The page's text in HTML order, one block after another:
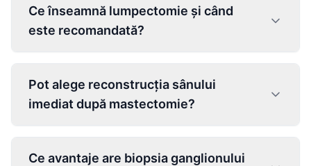
Ce înseamnă lumpectomie și când
este recomandată?
Pot alege reconstrucția sânului
imediat după mastectomie?
Ce avantaje are biopsia ganglionului